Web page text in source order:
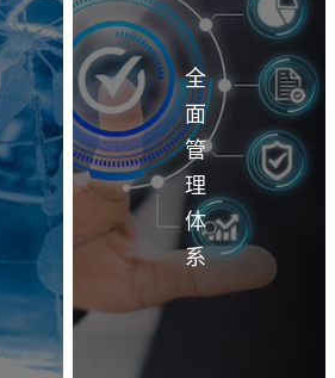
全
面
管
理
体
系